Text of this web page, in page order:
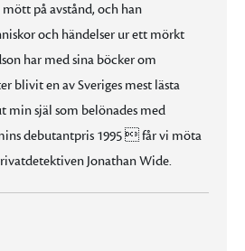
på avstånd, och han
och händelser ur ett mörkt
har med sina böcker om
blivit en av Sveriges mest lästa
min själ som belönades med
debutantpris 1995  får vi möta
Jonathan Wide.